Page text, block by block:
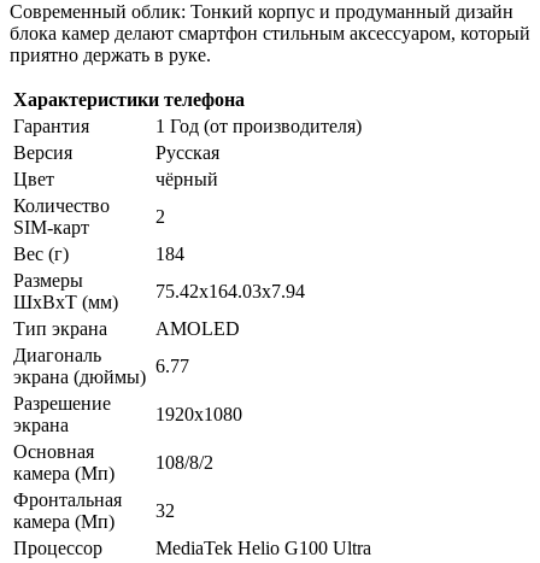
Современный облик: Тонкий корпус и продуманный дизайн
блока камер делают смартфон стильным аксессуаром, который
приятно держать в руке.
Характеристики телефона
Гарантия
1 Год (от производителя)
Версия
Русская
Цвет
чёрный
Количество
SIM-карт
2
Вес (г)
184
Размеры
ШxВxТ (мм)
75.42x164.03x7.94
Тип экрана
AMOLED
Диагональ
экрана (дюймы)
6.77
Разрешение
экрана
1920x1080
Основная
камера (Мп)
108/8/2
Фронтальная
камера (Мп)
32
Процессор
MediaTek Helio G100 Ultra